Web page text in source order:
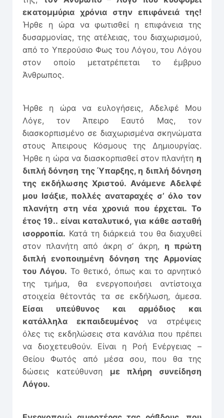
εκατομμύρια χρόνια στην επιφάνειά της!
Ήρθε η ώρα να φωτισθεί η επιφάνεια της
δυσαρμονίας, της ατέλειας, του διαχωρισμού,
από το Υπερούσιο Φως του Λόγου, του Λόγου
στον οποίο μετατρέπεται το έμβρυο
Άνθρωπος.
Ήρθε η ώρα να ευλογήσεις, Αδελφέ Μου
Λόγε, τον Άπειρο Εαυτό Μας, τον
διασκορπισμένο σε διαχωρισμένα σκηνώματα
στους Άπειρους Κόσμους της Δημιουργίας.
Ήρθε η ώρα να διασκορπισθεί στον πλανήτη η
διπλή δόνηση της Ύπαρξης, η διπλή δόνηση
της εκδήλωσης Χριστού. Ανάμενε Αδελφέ
μου Ισάξιε, πολλές αναταραχές σ’ όλο τον
πλανήτη στη νέα χρονιά που έρχεται. Το
έτος 19.. είναι καταλυτικό, για κάθε ασταθή
ισορροπία. Κατά τη διάρκειά του θα διαχυθεί
στον πλανήτη από άκρη σ’ άκρη, η πρώτη
διπλή ενοποιημένη δόνηση της Αρμονίας
του Λόγου. Το θετικό, όπως και το αρνητικό
της τμήμα, θα ενεργοποιήσει αντίστοιχα
στοιχεία θέτοντάς τα σε εκδήλωση, άμεσα.
Είσαι υπεύθυνος και αρμόδιος και
κατάλληλα εκπαιδευμένοςνα στρέψεις
όλες τις εκδηλώσεις στα κανάλια που πρέπει
να διοχετευθούν. Είναι η Ροή Ενέργειας –
Θείου Φωτός από μέσα σου, που θα της
δώσεις κατεύθυνση με πλήρη συνείδηση
Λόγου.